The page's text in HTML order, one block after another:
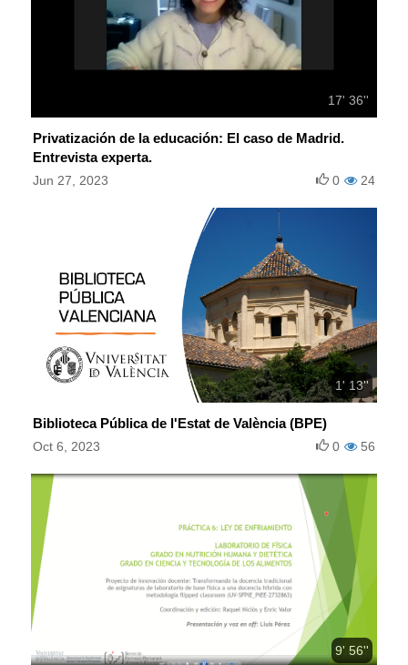
17' 36''
Privatización de la educación: El caso de Madrid.
Entrevista experta.
Jun 27, 2023 24
0
1' 13''
Biblioteca Pública de l'Estat de València (BPE)
Oct 6, 2023 56
0
9' 56''